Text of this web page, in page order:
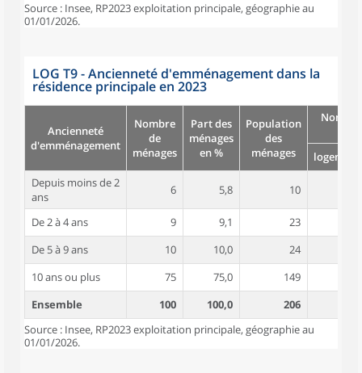
Source : Insee, RP2023 exploitation principale, géographie au
01/01/2026.
LOG T9 - Ancienneté d'emménagement dans la
résidence principale en 2023
Ancienneté
d'emménagement
Nombre
de
ménages
Part des
ménages
en %
Population
des
ménages
logement
Depuis moins de 2
ans
6 5,8 10
De 2 à 4 ans 9 9,1 23
De 5 à 9 ans
10 10,0 24
10 ans ou plus
75 75,0 149
Ensemble
100 100,0 206
Source : Insee, RP2023 exploitation principale, géographie au
01/01/2026.